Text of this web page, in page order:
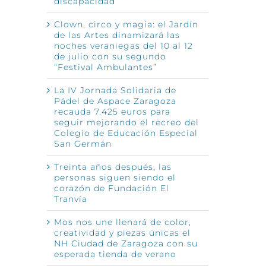
Clown, circo y magia: el Jardín
de las Artes dinamizará las
noches veraniegas del 10 al 12
de julio con su segundo
“Festival Ambulantes”
La IV Jornada Solidaria de
Pádel de Aspace Zaragoza
recauda 7.425 euros para
seguir mejorando el recreo del
Colegio de Educación Especial
San Germán
Treinta años después, las
personas siguen siendo el
corazón de Fundación El
Tranvía
Mos nos une llenará de color,
creatividad y piezas únicas el
NH Ciudad de Zaragoza con su
esperada tienda de verano